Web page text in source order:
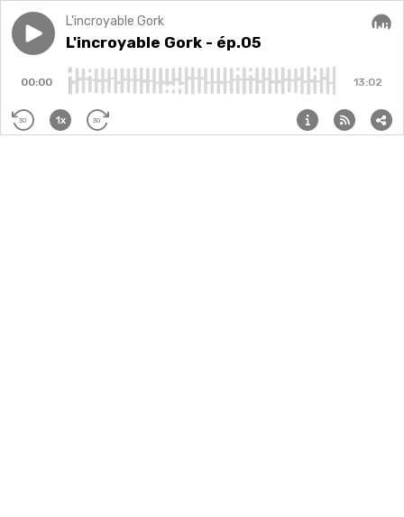
Play episodeL'incroyable Gork - ép.05
L'incroyable Gork
L'incroyable Gork - ép.05
00:00 13:02
30 1x 30